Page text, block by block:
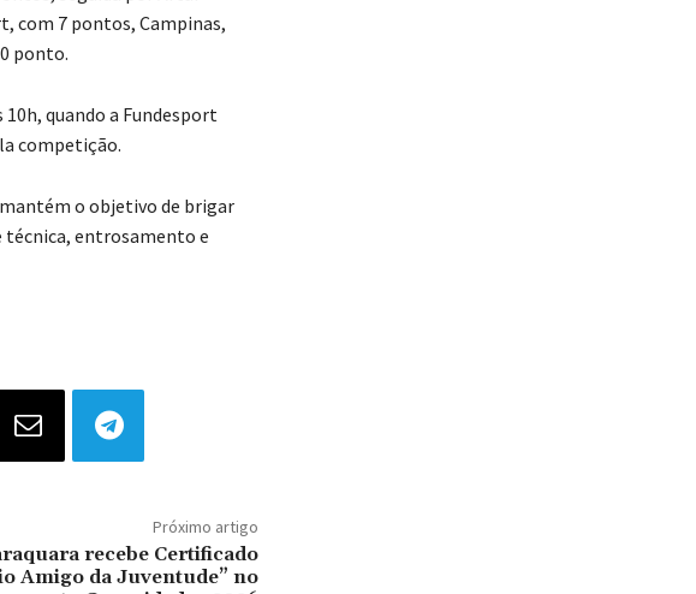
com 7 pontos, Campinas,
ponto.
quando a Fundesport
competição.
mantém o objetivo de brigar
técnica, entrosamento e
Próximo artigo
recebe Certificado
Amigo da Juventude” no